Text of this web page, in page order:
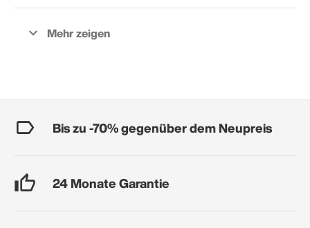
Bis zu -70% gegenüber dem Neupreis
24 Monate Garantie